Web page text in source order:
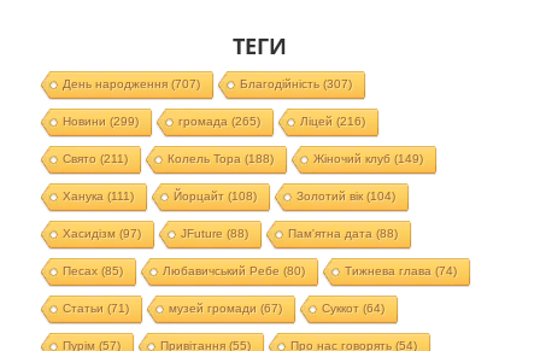
ТЕГИ
День народження(707) Благодійність (307)
Новини (299) громада (265) Ліцей (216)
Свято (211) Колель Тора (188) Жіночий клуб (149)
Ханука (111) Йорцайт (108) Золотий вік(104)
Хасидізм (97) JFuture (88) Пам'ятна дата (88)
Песах(85) Любавичський Ребе (80) Тижнева глава (74)
Статьи (71) музей громади (67) Суккот (64)
Пурім (57) Привітання(55) Про нас говорять (54)